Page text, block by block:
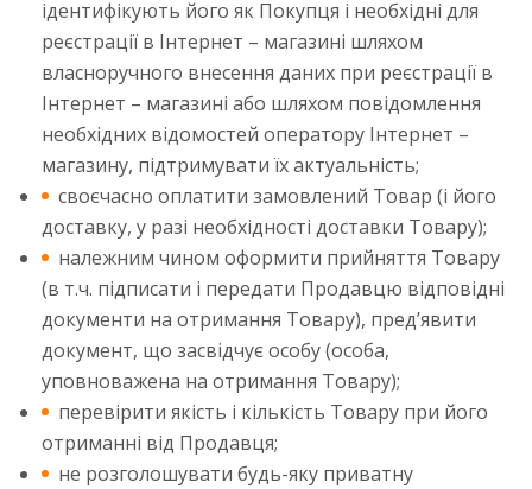
ідентифікують його як Покупця і необхідні для
реєстрації в Інтернет – магазині шляхом
власноручного внесення даних при реєстрації в
Інтернет – магазині або шляхом повідомлення
необхідних відомостей оператору Інтернет –
магазину, підтримувати їх актуальність;
своєчасно оплатити замовлений Товар (і його
доставку, у разі необхідності доставки Товару);
належним чином оформити прийняття Товару
(в т.ч. підписати і передати Продавцю відповідні
документи на отримання Товару), пред’явити
документ, що засвідчує особу (особа,
уповноважена на отримання Товару);
перевірити якість і кількість Товару при його
отриманні від Продавця;
не розголошувати будь-яку приватну